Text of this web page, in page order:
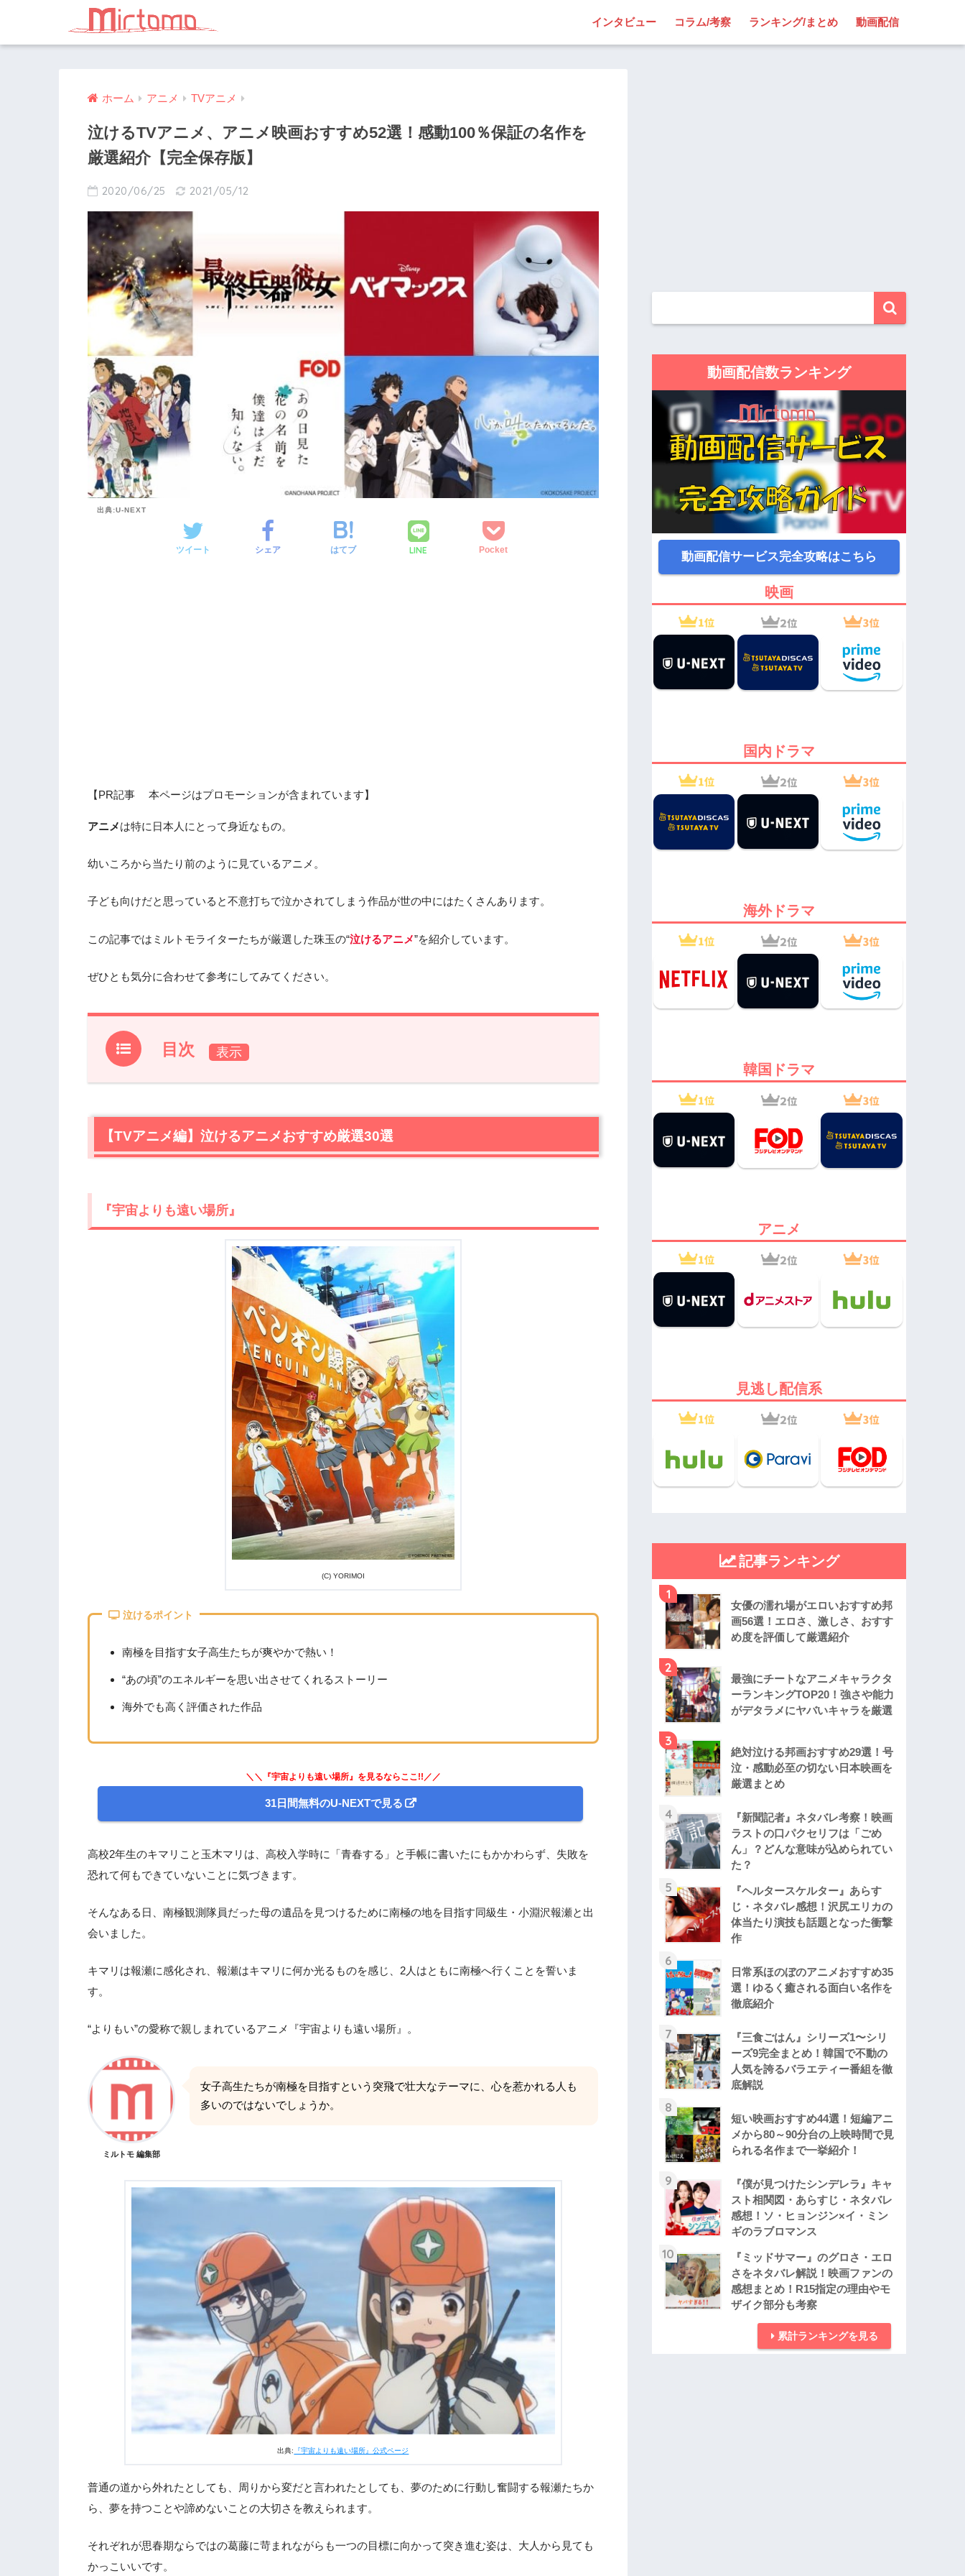
インタビュー コラム/考察 ランキング/まとめ 動画配信
ホーム アニメ TVアニメ
泣けるTVアニメ、アニメ映画おすすめ52選！感動100％保証の名作を
厳選紹介【完全保存版】
2020/06/25 2021/05/12
出典:U-NEXT
ツイート シェア はてブ LINE Pocket
【PR記事 本ページはプロモーションが含まれています】
アニメは特に日本人にとって身近なもの。
幼いころから当たり前のように見ているアニメ。
子ども向けだと思っていると不意打ちで泣かされてしまう作品が世の中にはたくさんあります。
この記事ではミルトモライターたちが厳選した珠玉の“泣けるアニメ”を紹介しています。
ぜひとも気分に合わせて参考にしてみてください。
目次
1.【TVアニメ編】泣けるアニメおすすめ厳選30選
『けいおん!』
1.3 『風が強く吹いている』
1.6 『最終兵器彼女』
『あの日見た花の名前を僕達はまだ知らない。』
『魔法少女まどか☆マギカ』
『響け！ユーフォ二アム』
『金色のガッシュベル!!』
『愛してるぜベイベ★★』
『フルーツバスケット』
『銀の匙 Silver Spoon』
『天元突破グレンラガン』
『メイドインアビス』
1.27 『Re:ゼロから始める異世界生活』
1.29 『がっこうぐらし！』
2.【映画編】泣けるアニメおすすめ厳選22選
2.2『シュガー・ラッシュ』
『モンスターズ・インク』
2.6『STAND BY ME ドラえもん』
2.8『クレヨンしんちゃん 嵐を呼ぶ モーレツ!オトナ帝国の逆襲』
2.9『カーズ』
2.11 『カールじいさんの空飛ぶ家』
2.12
2.14『アナと雪の女王』
2.17『ベイマックス』
2.19『ファインディング・ニモ』
2.20 『この世界の片隅に』
『劇場版ポケットモンスター ミュウツーの逆襲』
2.22『心が叫びたがってるんだ。』
3. 泣けるTVアニメ、アニメ映画おすすめ52選まとめ
【TVアニメ編】泣けるアニメおすすめ厳選30選
『宇宙よりも遠い場所』
(C) YORIMOI
泣けるポイント
南極を目指す女子高生たちが爽やかで熱い！
“あの頃”のエネルギーを思い出させてくれるストーリー
海外でも高く評価された作品
＼＼『宇宙よりも遠い場所』を見るならここ!!／／
31日間無料のU-NEXTで見る
高校2年生のキマリこと玉木マリは、高校入学時に「青春する」と手帳に書いたにもかかわらず、失敗を
恐れて何もできていないことに気づきます。
そんなある日、南極観測隊員だった母の遺品を見つけるために南極の地を目指す同級生・小淵沢報瀬と出
会いました。
キマリは報瀬に感化され、報瀬はキマリに何か光るものを感じ、2人はともに南極へ行くことを誓いま
す。
“よりもい”の愛称で親しまれているアニメ『宇宙よりも遠い場所』。
ミルトモ 編集部
女子高生たちが南極を目指すという突飛で壮大なテーマに、心を惹かれる人も
多いのではないでしょうか。
出典: 『宇宙よりも遠い場所』公式ページ
普通の道から外れたとしても、周りから変だと言われたとしても、夢のために行動し奮闘する報瀬たちか
ら、夢を持つことや諦めないことの大切さを教えられます。
それぞれが思春期ならではの葛藤に苛まれながらも一つの目標に向かって突き進む姿は、大人から見ても
かっこいいです。
動画配信数ランキング
動画配信サービス完全攻略はこちら
映画
国内ドラマ
海外ドラマ
韓国ドラマ
アニメ
見逃し配信系
記事ランキング
1
女優の濡れ場がエロいおすすめ邦
画56選！エロさ、激しさ、おすす
め度を評価して厳選紹介
2
最強にチートなアニメキャラクタ
ーランキングTOP20！強さや能力
がデタラメにヤバいキャラを厳選
3
絶対泣ける邦画おすすめ29選！号
泣・感動必至の切ない日本映画を
厳選まとめ
4
『新聞記者』ネタバレ考察！映画
ラストの口パクセリフは「ごめ
ん」？どんな意味が込められてい
た？
5
『ヘルタースケルター』あらす
じ・ネタバレ感想！沢尻エリカの
体当たり演技も話題となった衝撃
作
6
日常系ほのぼのアニメおすすめ35
選！ゆるく癒される面白い名作を
徹底紹介
7
『三食ごはん』シリーズ1〜シリ
ーズ9完全まとめ！韓国で不動の
人気を誇るバラエティー番組を徹
底解説
8
短い映画おすすめ44選！短編アニ
メから80～90分台の上映時間で見
られる名作まで一挙紹介！
9
『僕が見つけたシンデレラ』キャ
スト相関図・あらすじ・ネタバレ
感想！ソ・ヒョンジン×イ・ミン
ギのラブロマンス
10
『ミッドサマー』のグロさ・エロ
さをネタバレ解説！映画ファンの
感想まとめ！R15指定の理由やモ
ザイク部分も考察
累計ランキングを見る